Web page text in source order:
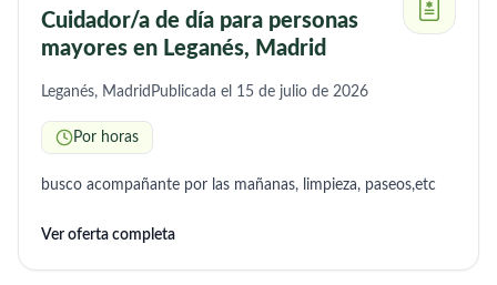
Cuidador/a de día para personas
mayores en Leganés, Madrid
Leganés, Madrid Publicada el 15 de julio de 2026
Por horas
busco acompañante por las mañanas, limpieza, paseos,etc
Ver oferta completa